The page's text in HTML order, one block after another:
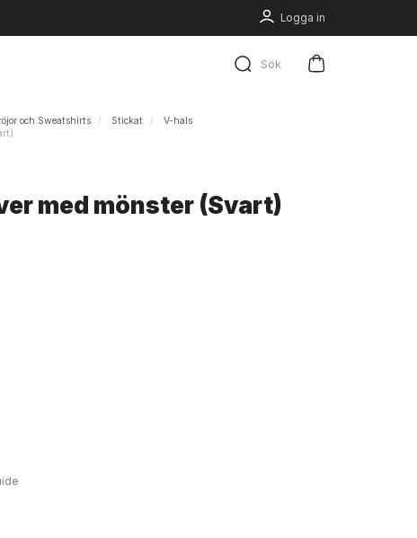
Logga in
Sök
och Sweatshirts Stickat
V-hals
med mönster (Svart)